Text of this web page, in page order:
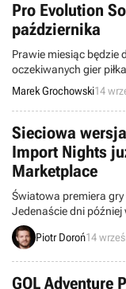
Pro Evolution
października
Prawie miesiąc będzie
oczekiwanych gier
lipca Electronic Arts
debiut FIFY 08 został
kolei japońskie Konami
kanadyjskiej kopanki,
26 paźd
Marek Grochowski14
Sieciowa
Import Nights
Marketplace
Światowa premiera
Jedenaście dni później
Europejczycy. Nie
demonstracji tejże
Piotr Doroń14
GOL Adventure